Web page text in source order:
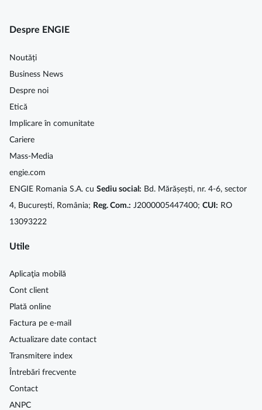
Despre ENGIE
Noutăți
Business News
Despre noi
Etică
Implicare în comunitate
Cariere
Mass-Media
engie.com
ENGIE Romania S.A. cu Sediu social: Bd. Mărășești, nr. 4-6, sector
4, București, România; Reg. Com.: J2000005447400; CUI: RO
13093222
Utile
Aplicaţia mobilă
Cont client
Plată online
Factura pe e-mail
Actualizare date contact
Transmitere index
Întrebări frecvente
Contact
ANPC